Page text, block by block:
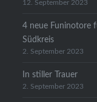
12. September 2023
4 neue Funinotore
Südkreis
2. September 2023
In stiller Trauer
2. September 2023